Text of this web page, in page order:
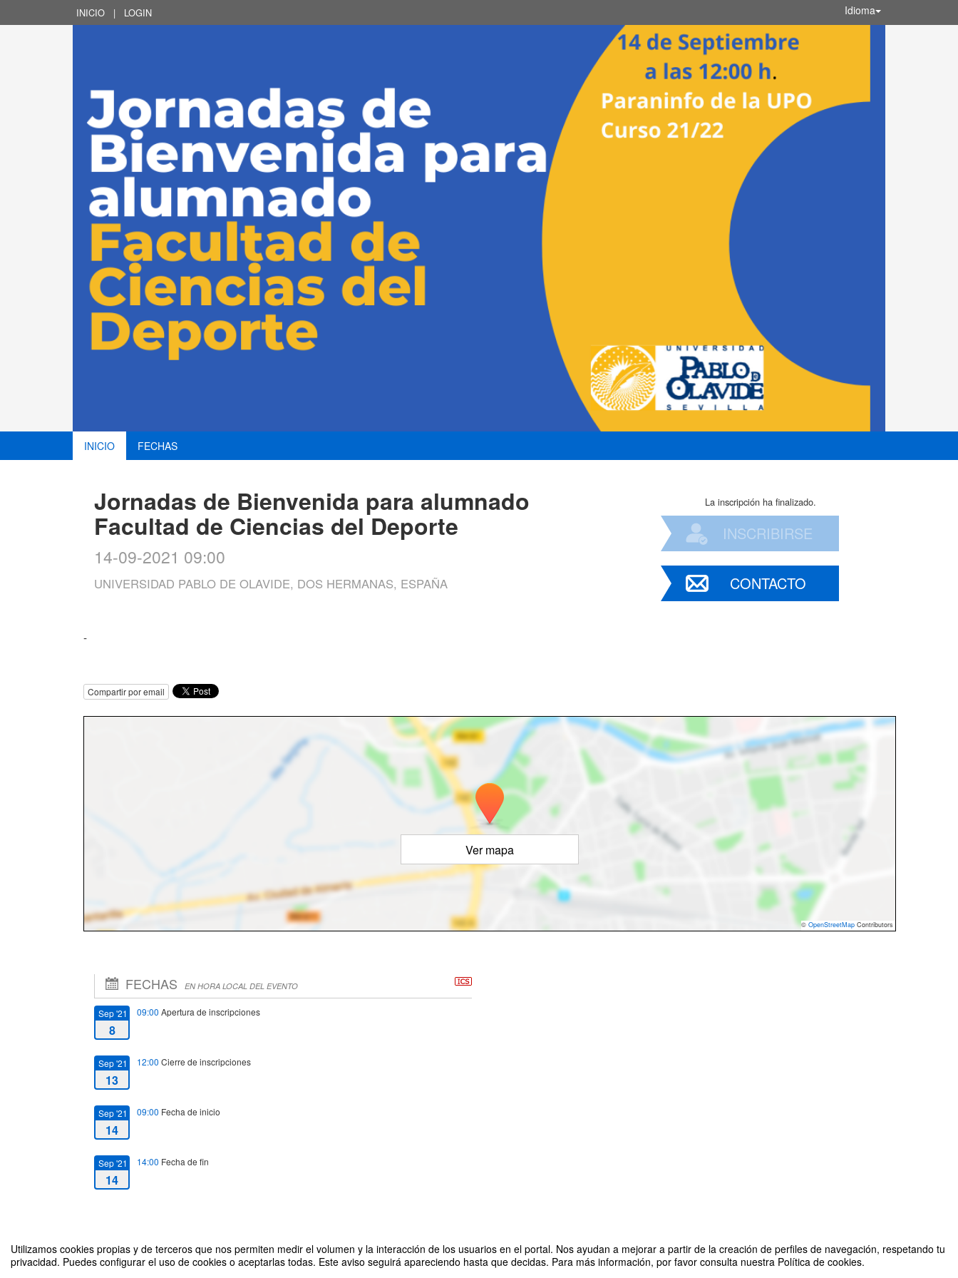
Utilizamos cookies propias y de terceros que nos permiten medir el volumen y la interacción de los usuarios en el portal. Nos ayudan a mejorar a partir de la creación de perfiles de navegación, respetando tu
privacidad. Puedes configurar el uso de cookies o aceptarlas todas. Este aviso seguirá apareciendo hasta que decidas. Para más información, por favor consulta nuestra Política de cookies.
INICIO | LOGIN Idioma
INICIO FECHAS
Jornadas de Bienvenida para alumnado
Facultad de Ciencias del Deporte
14-09-2021 09:00
UNIVERSIDAD PABLO DE OLAVIDE, DOS HERMANAS, ESPAÑA
La inscripción ha finalizado.
INSCRIBIRSE
CONTACTO
-
Compartir por email
Ver mapa
© OpenStreetMap Contributors
FECHAS EN HORA LOCAL DEL EVENTO
Sep '21
8
09:00 Apertura de inscripciones
Sep '21
13
12:00 Cierre de inscripciones
Sep '21
14
09:00 Fecha de inicio
Sep '21
14
14:00 Fecha de fin
Jornadas de Bienvenida para alumnado Facultad de Ciencias del Deporte